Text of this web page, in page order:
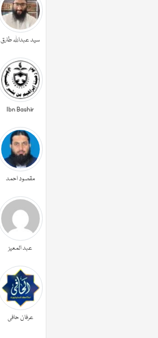
سید عبداللہ طارق
Ibn Bashir
مقصود احمد
عبد المعیز
عرفان حافی